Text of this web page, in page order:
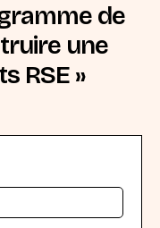
de
une
RSE »